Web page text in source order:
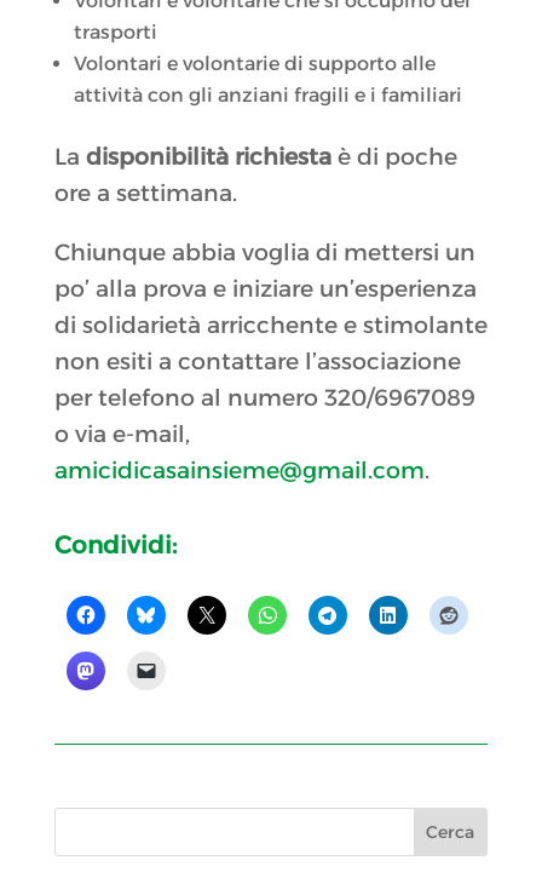
trasporti
Volontari e volontarie di supporto alle
attività con gli anziani fragili e i familiari
La disponibilità richiestaè di poche
ore a settimana.
Chiunque abbia voglia di mettersi un
po’ alla prova e iniziare un’esperienza
di solidarietà arricchente e stimolante
non esiti a contattare l’associazione
per telefono al numero 320/6967089
o via e-mail,
amicidicasainsieme@gmail.com.
Condividi: